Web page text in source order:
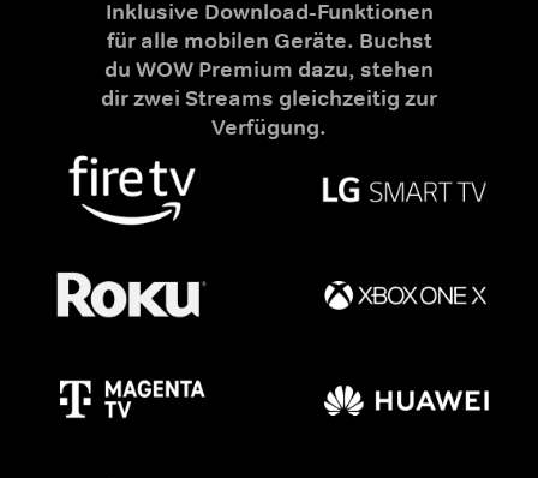
Inklusive Download-Funktionen
für alle mobilen Geräte. Buchst
du WOW Premium dazu, stehen
dir zwei Streams gleichzeitig zur
Verfügung.